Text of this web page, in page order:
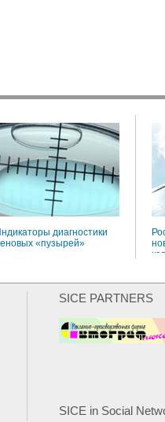
диагностики
«пузырей»
SICE PARTNERS
SICE in Social